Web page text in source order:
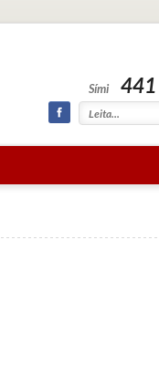
Sími
Facebook